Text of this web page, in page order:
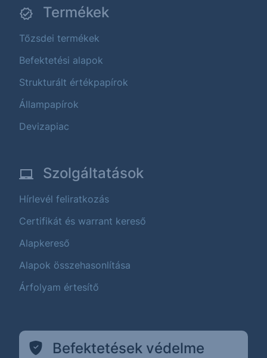
Termékek
Tőzsdei termékek
Befektetési alapok
Strukturált értékpapírok
Állampapírok
Devizapiac
Szolgáltatások
Hírlevél feliratkozás
Certifikát és warrant kereső
Alapkereső
Alapok összehasonlítása
Árfolyam értesítő
Befektetések védelme